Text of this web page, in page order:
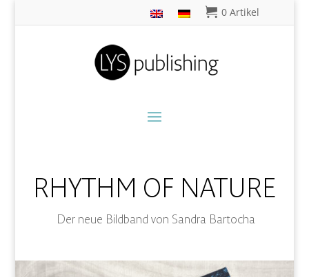
0 Artikel
RHYTHM OF NATURE
Der neue Bildband von Sandra Bartocha